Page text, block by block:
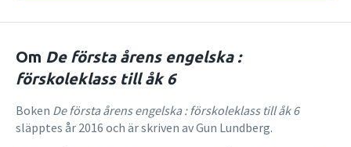
Om De första årens engelska :
förskoleklass till åk 6
Boken De första årens engelska : förskoleklass till åk 6
släpptes år 2016 och är skriven av Gun Lundberg.